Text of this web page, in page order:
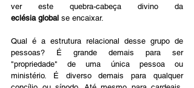
eclésia global se encaixar.
Qual é a estrutura relacional desse grupo de
pessoas? É grande demais para ser
"propriedade" de uma única pessoa ou
ministério. É diverso demais para qualquer